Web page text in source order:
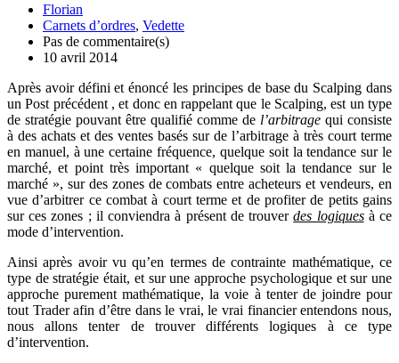
Florian
Carnets d’ordres, Vedette
Pas de commentaire(s)
10 avril 2014
Après avoir défini et énoncé les principes de base du Scalping dans
un Post précédent , et donc en rappelant que le Scalping, est un type
de stratégie pouvant être qualifié comme de l’arbitrage qui consiste
à des achats et des ventes basés sur de l’arbitrage à très court terme
en manuel, à une certaine fréquence, quelque soit la tendance sur le
marché, et point très important « quelque soit la tendance sur le
marché », sur des zones de combats entre acheteurs et vendeurs, en
vue d’arbitrer ce combat à court terme et de profiter de petits gains
sur ces zones ; il conviendra à présent de trouverdes logiquesà ce
mode d’intervention.
Ainsi après avoir vu qu’en termes de contrainte mathématique, ce
type de stratégie était, et sur une approche psychologique et sur une
approche purement mathématique, la voie à tenter de joindre pour
tout Trader afin d’être dans le vrai, le vrai financier entendons nous,
nous allons tenter de trouver différents logiques à ce type
d’intervention.